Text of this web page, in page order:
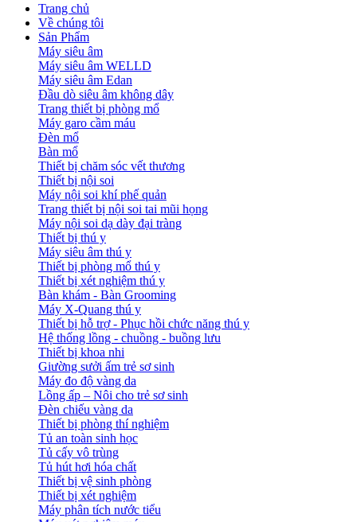
Trang chủ
Về chúng tôi
Sản Phẩm
Máy siêu âm
Máy siêu âm WELLD
Máy siêu âm Edan
Đầu dò siêu âm không dây
Trang thiết bị phòng mổ
Máy garo cầm máu
Đèn mổ
Bàn mổ
Thiết bị chăm sóc vết thương
Thiết bị nội soi
Máy nội soi khí phế quản
Trang thiết bị nội soi tai mũi họng
Máy nội soi dạ dày đại tràng
Thiết bị thú y
Máy siêu âm thú y
Thiết bị phòng mổ thú y
Thiết bị xét nghiệm thú y
Bàn khám - Bàn Grooming
Máy X-Quang thú y
Thiết bị hỗ trợ - Phục hồi chức năng thú y
Hệ thống lồng - chuồng - buồng lưu
Thiết bị khoa nhi
Giường sưởi ấm trẻ sơ sinh
Máy đo độ vàng da
Lồng ấp – Nôi cho trẻ sơ sinh
Đèn chiếu vàng da
Thiết bị phòng thí nghiệm
Tủ an toàn sinh học
Tủ cấy vô trùng
Tủ hút hơi hóa chất
Thiết bị vệ sinh phòng
Thiết bị xét nghiệm
Máy phân tích nước tiểu